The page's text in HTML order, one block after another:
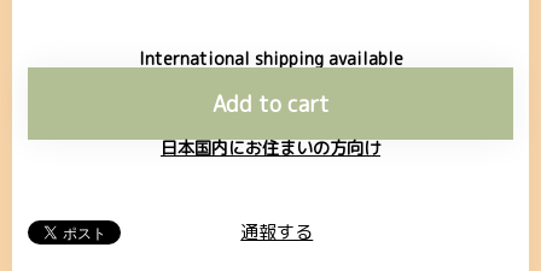
International shipping available
Add to cart
日本国内にお住まいの方向け
通報する